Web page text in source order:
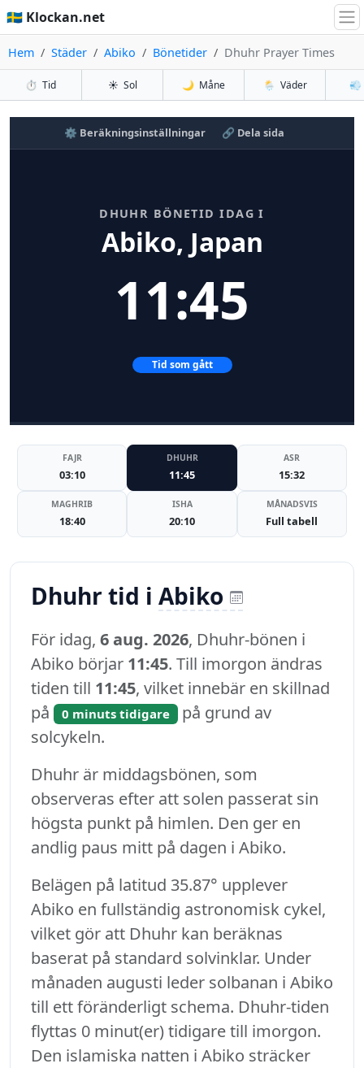
🇸🇪 Klockan.net
Hem Städer Abiko Bönetider Dhuhr Prayer Times
⏱️ Tid ☀️ Sol 🌙 Måne 🌦️ Väder 💨
⚙️ Beräkningsinställningar 🔗 Dela sida
DHUHR BÖNETID IDAG I
Abiko, Japan
11:45
Tid som gått
FAJR
03:10
DHUHR
11:45
ASR
15:32
MAGHRIB
18:40
ISHA
20:10
MÅNADSVIS
Full tabell
Dhuhr tid i Abiko
För idag, 6 aug. 2026, Dhuhr-bönen i
Abiko börjar 11:45. Till imorgon ändras
tiden till 11:45, vilket innebär en skillnad
på
0 minuts tidigare på grund av
solcykeln.
Dhuhr är middagsbönen, som
observeras efter att solen passerat sin
högsta punkt på himlen. Den ger en
andlig paus mitt på dagen i Abiko.
Belägen på latitud 35.87° upplever
Abiko en fullständig astronomisk cykel,
vilket gör att Dhuhr kan beräknas
baserat på standard solvinklar. Under
månaden augusti leder solbanan i Abiko
till ett föränderligt schema. Dhuhr-tiden
flyttas 0 minut(er) tidigare till imorgon.
Den islamiska natten i Abiko sträcker